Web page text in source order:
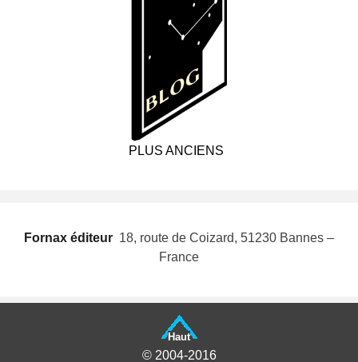
PLUS ANCIENS
Fornax éditeur  18, route de Coizard, 51230 Bannes –
France
Haut
© 2004-2016